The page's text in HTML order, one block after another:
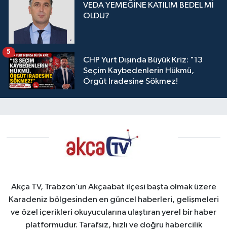
VEDA YEMEĞİNE KATILIM BEDEL Mİ
OLDU?
CHP Yurt Dışında Büyük Kriz: "13
Seçim Kaybedenlerin Hükmü,
Örgüt İradesine Sökmez!
5
Akça TV, Trabzon’un Akçaabat ilçesi başta olmak üzere
Karadeniz bölgesinden en güncel haberleri, gelişmeleri
ve özel içerikleri okuyucularına ulaştıran yerel bir haber
platformudur. Tarafsız, hızlı ve doğru habercilik